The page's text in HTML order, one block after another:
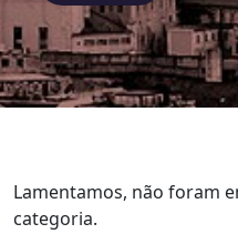
Lamentamos, não foram
categoria.